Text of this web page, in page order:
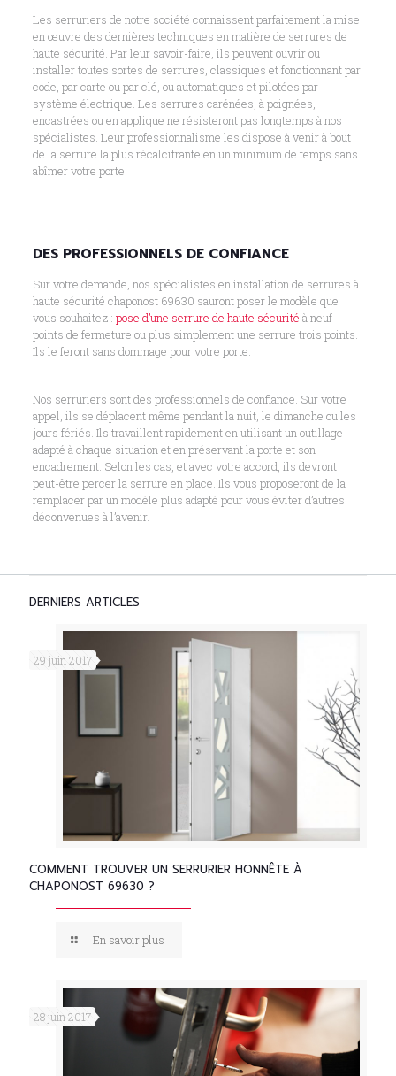
Les serruriers de notre société connaissent parfaitement la mise
en œuvre des dernières techniques en matière de serrures de
haute sécurité. Par leur savoir-faire, ils peuvent ouvrir ou
installer toutes sortes de serrures, classiques et fonctionnant par
code, par carte ou par clé, ou automatiques et pilotées par
système électrique. Les serrures carénées, à poignées,
encastrées ou en applique ne résisteront pas longtemps à nos
spécialistes. Leur professionnalisme les dispose à venir à bout
de la serrure la plus récalcitrante en un minimum de temps sans
abîmer votre porte.
DES PROFESSIONNELS DE CONFIANCE
Sur votre demande, nos spécialistes en installation de serrures à
haute sécurité chaponost 69630 sauront poser le modèle que
vous souhaitez : pose d’une serrure de haute sécurité à neuf
points de fermeture ou plus simplement une serrure trois points.
Ils le feront sans dommage pour votre porte.
Nos serruriers sont des professionnels de confiance. Sur votre
appel, ils se déplacent même pendant la nuit, le dimanche ou les
jours fériés. Ils travaillent rapidement en utilisant un outillage
adapté à chaque situation et en préservant la porte et son
encadrement. Selon les cas, et avec votre accord, ils devront
peut-être percer la serrure en place. Ils vous proposeront de la
remplacer par un modèle plus adapté pour vous éviter d’autres
déconvenues à l’avenir.
DERNIERS ARTICLES
29 juin 2017
COMMENT TROUVER UN SERRURIER HONNÊTE À
CHAPONOST 69630 ?
En savoir plus
28 juin 2017